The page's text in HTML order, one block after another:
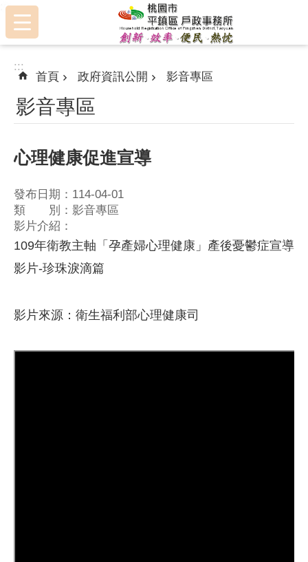
跳到主要內容區塊
:::
:::
首頁 政府資訊公開 影音專區
影音專區
心理健康促進宣導
發布日期：114-04-01
類 別：影音專區
影片介紹：
109年衛教主軸「孕產婦心理健康」產後憂鬱症宣導
影片-珍珠淚滴篇
影片來源：衛生福利部心理健康司